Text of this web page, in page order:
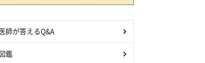
師が答えるQ&A
鑑